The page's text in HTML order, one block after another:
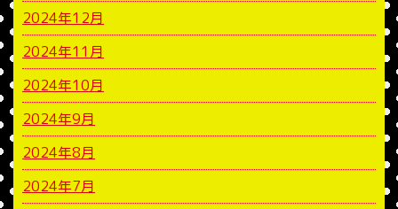
2024年12月
2024年11月
2024年10月
2024年9月
2024年8月
2024年7月